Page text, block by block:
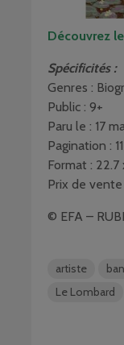
Découvrez
Spécificités :
Genres :
Public : 9+
Paru le : 17
Pagination :
Format : 22.7
Prix de vente
© EFA –
artiste
Le Lombard